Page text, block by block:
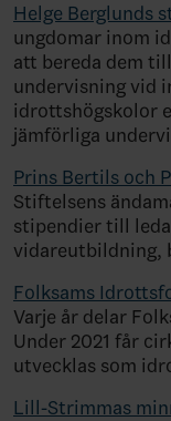
Helge Berglunds
ungdomar inom
att bereda dem
undervisning vid
idrottshögskolor
jämförliga
Prins Bertils och
Stiftelsens
stipendier till
vidareutbildning,
Folksams
Varje år delar
Under 2021 får
utvecklas som
Lill-Strimmas